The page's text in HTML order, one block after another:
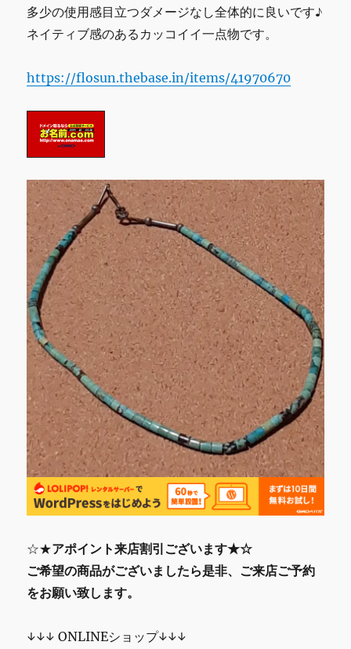
ペ
ン
ト
ッ
多少の使用感目立つダメージなし全体的に良いです♪
ネイティブ感のあるカッコイイ一点物です。
https://flosun.thebase.in/items/41970670
☆★アポイント来店割引ございます★☆
ご希望の商品がございましたら是非、ご来店ご予約
をお願い致します。
↓↓↓ ONLINEショップ↓↓↓